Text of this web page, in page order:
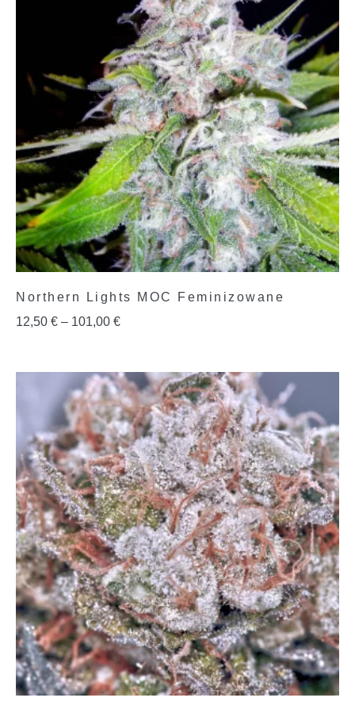
Northern Lights MOC Feminizowane
12,50 € – 101,00 €